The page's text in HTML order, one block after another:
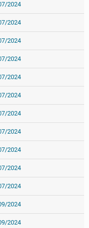
2024
2024
2024
2024
2024
2024
2024
2024
2024
2024
2024
2024
2024